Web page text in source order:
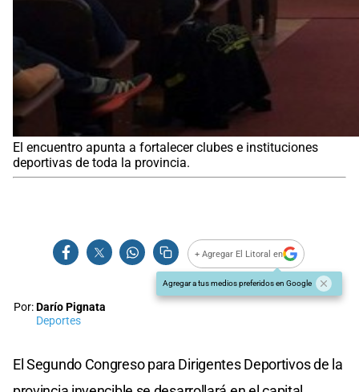
El encuentro apunta a fortalecer clubes e instituciones
deportivas de toda la provincia.
+ Agregar El Litoral en
Agregar a tus medios preferidos en Google
Por:Darío Pignata
Deportes
El Segundo Congreso para Dirigentes Deportivos de la